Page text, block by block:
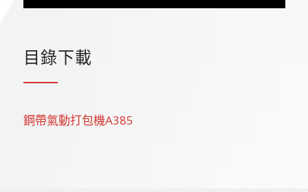
目錄下載
鋼帶氣動打包機A385